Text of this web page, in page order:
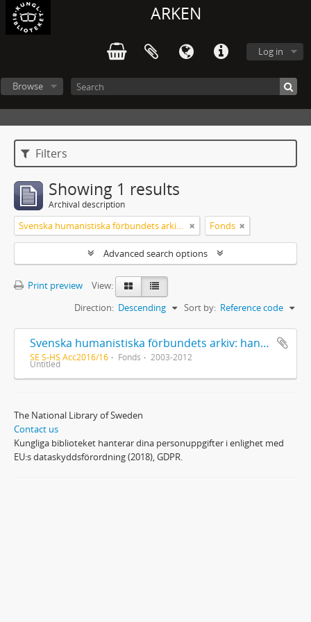
ARKEN
Log in
Browse
Filters
Showing 1 results
Archival description
Svenska humanistiska förbundets arkiv: handlingar 2003-2012 Fonds
Advanced search options
Print preview
View:
Sort by: Reference code
Direction: Descending
Svenska humanistiska förbundets arkiv: handlingar 2003-2012
SE S-HS Acc2016/16 Fonds 2003-2012
Untitled
The National Library of Sweden
Contact us
Kungliga biblioteket hanterar dina personuppgifter i enlighet med
EU:s dataskyddsförordning (2018), GDPR.